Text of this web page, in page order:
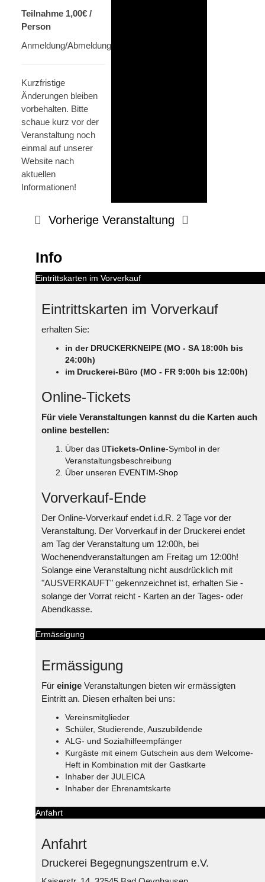
Teilnahme 1,00€ /
Person
Anmeldung/Abmeldung/Fragen:
Kurzfristige
Änderungen bleiben
vorbehalten. Bitte
schaue kurz vor der
Veranstaltung noch
einmal auf unserer
Website nach
aktuellen
Informationen!
Vorherige Veranstaltung
Info
Eintrittskarten im Vorverkauf
Eintrittskarten im Vorverkauf
erhalten Sie:
in der DRUCKERKNEIPE (MO - SA 18:00h bis
24:00h)
im Druckerei-Büro (MO - FR 9:00h bis 12:00h)
Online-Tickets
Für viele Veranstaltungen kannst du die Karten auch
online bestellen:
Über das Tickets-Online-Symbol in der
Veranstaltungsbeschreibung
Über unseren EVENTIM-Shop
Vorverkauf-Ende
Der Online-Vorverkauf endet i.d.R. 2 Tage vor der
Veranstaltung. Der Vorverkauf in der Druckerei endet
am Tag der Veranstaltung um 12:00h, bei
Wochenendveranstaltungen am Freitag um 12:00h!
Solange eine Veranstaltung nicht ausdrücklich mit
"AUSVERKAUFT" gekennzeichnet ist, erhalten Sie -
solange der Vorrat reicht - Karten an der Tages- oder
Abendkasse.
Ermässigung
Ermässigung
Für einige Veranstaltungen bieten wir ermässigten
Eintritt an. Diesen erhalten bei uns:
Vereinsmitglieder
Schüler, Studierende, Auszubildende
ALG- und Sozialhilfeempfänger
Kurgäste mit einem Gutschein aus dem Welcome-
Heft in Kombination mit der Gastkarte
Inhaber der JULEICA
Inhaber der Ehrenamtskarte
Anfahrt
Anfahrt
Druckerei Begegnungszentrum e.V.